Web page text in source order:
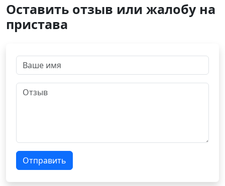
Оставить отзыв или жалобу на
пристава
Отправить